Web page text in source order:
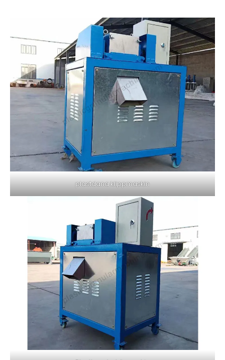
plastdana klippmaskin